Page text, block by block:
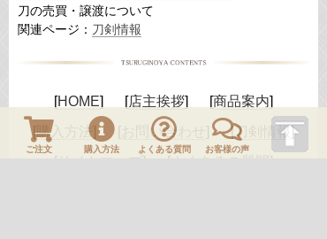
刀の売買・譲渡について
関連ページ： 刀剣情報
HOME 店主挨拶
商品案内
購入方法
お問い合わせ
刀剣情報
ご注文 購入方法 よくある質問 お客様の声